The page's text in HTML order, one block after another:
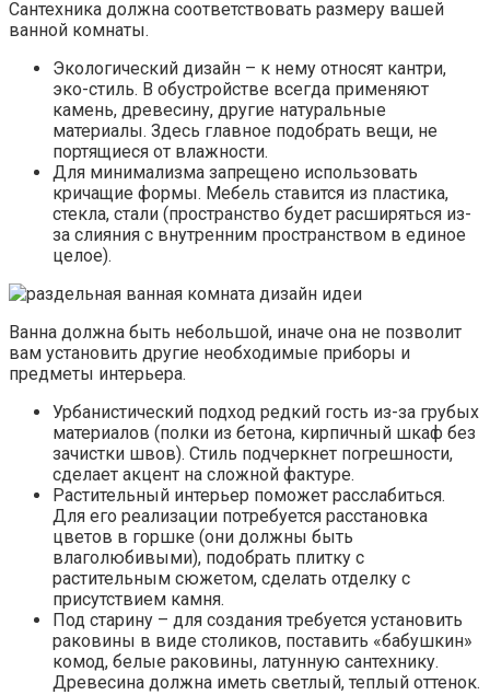
Сантехника должна соответствовать размеру вашей
ванной комнаты.
Экологический дизайн – к нему относят кантри,
эко-стиль. В обустройстве всегда применяют
камень, древесину, другие натуральные
материалы. Здесь главное подобрать вещи, не
портящиеся от влажности.
Для минимализма запрещено использовать
кричащие формы. Мебель ставится из пластика,
стекла, стали (пространство будет расширяться из-
за слияния с внутренним пространством в единое
целое).
Ванна должна быть небольшой, иначе она не позволит
вам установить другие необходимые приборы и
предметы интерьера.
Урбанистический подход редкий гость из-за грубых
материалов (полки из бетона, кирпичный шкаф без
зачистки швов). Стиль подчеркнет погрешности,
сделает акцент на сложной фактуре.
Растительный интерьер поможет расслабиться.
Для его реализации потребуется расстановка
цветов в горшке (они должны быть
влаголюбивыми), подобрать плитку с
растительным сюжетом, сделать отделку с
присутствием камня.
Под старину – для создания требуется установить
раковины в виде столиков, поставить «бабушкин»
комод, белые раковины, латунную сантехнику.
Древесина должна иметь светлый, теплый оттенок.